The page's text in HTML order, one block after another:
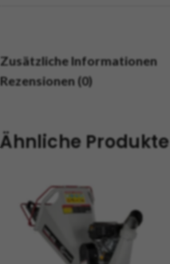
Zusätzliche Informationen
Rezensionen (0)
Ähnliche Produkte